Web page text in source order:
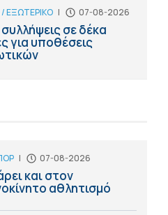
ΕΞΩΤΕΡΙΚΟ | 07-08-2026
σε δέκα
για υποθέσεις
| 07-08-2026
και στον
αθλητισμό